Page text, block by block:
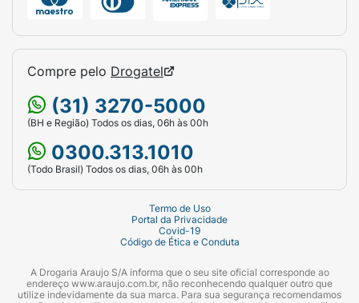
Compre pelo Drogatel
(31) 3270-5000
(BH e Região) Todos os dias, 06h às 00h
0300.313.1010
(Todo Brasil) Todos os dias, 06h às 00h
Termo de Uso
Portal da Privacidade
Covid-19
Código de Ética e Conduta
A Drogaria Araujo S/A informa que o seu site oficial corresponde ao
endereço www.araujo.com.br, não reconhecendo qualquer outro que
utilize indevidamente da sua marca. Para sua segurança recomendamos